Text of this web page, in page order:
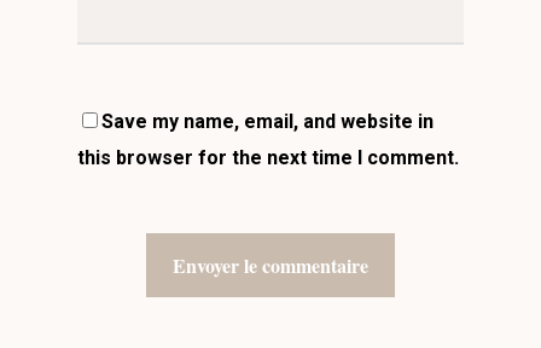
Save my name, email, and website in
this browser for the next time I comment.